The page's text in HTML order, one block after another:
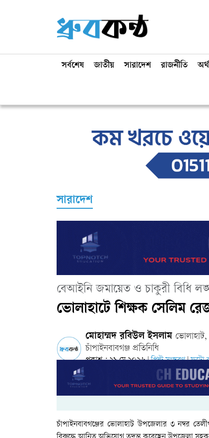
সর্বশেষ জাতীয় সারাদেশ রাজনীতি
সারাদেশ
বেআইনি জমায়েত ও চাকুরী বিধি
ভোলাহাটে শিক্ষক সেলিম
মোহাম্মদ রবিউল ইসলাম ভোলাহাট,
চাঁপাইনবাবগঞ্জ প্রতিনিধি
প্রকাশ : ২১ মে ২০২৬ | প্রিন্ট সংস্করণ| ফটো
চাঁপাইনবাবগঞ্জের ভোলাহাট উপজেলার ৩ নম্বর